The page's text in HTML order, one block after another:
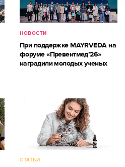
НОВОСТИ
При поддержке MAYRVEDA на
форуме «Превентмед’26»
наградили молодых ученых
СТАТЬИ